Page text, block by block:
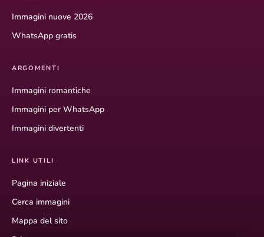
Immagini nuove 2026
WhatsApp gratis
ARGOMENTI
Immagini romantiche
Immagini per WhatsApp
Immagini divertenti
LINK UTILI
Pagina iniziale
Cerca immagini
Mappa del sito